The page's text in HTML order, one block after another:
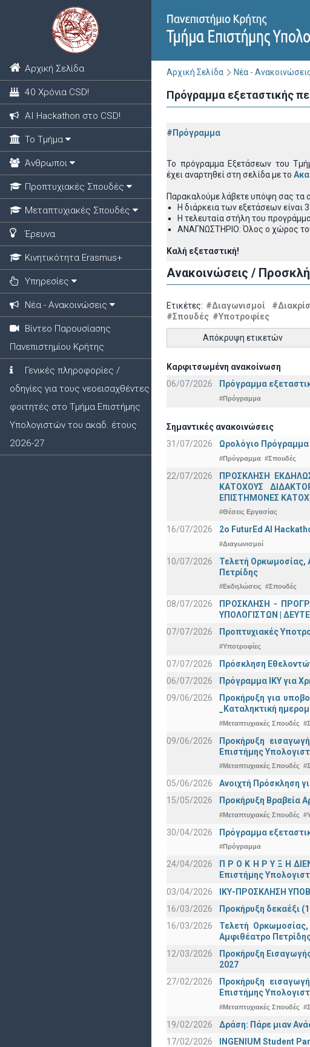
Αρχική Σελίδα
40 Χρόνια CSD!
ΑΙ Hackathon στο CSD!
Το Τμήμα
Άνθρωποι
Προπτυχιακές Σπουδές
Μεταπτυχιακές Σπουδές
Έρευνα
Κινητικότητα Erasmus+
Υπηρεσίες
Νέα - Ανακοινώσεις
Βίντεο Παρουσίασης
Πανεπιστημίου Κρήτης
Γενικές πληροφορίες /
οδηγίες για τους νεοεισαχθέντες
φοιτητές στο Τμήμα Επιστήμης
Υπολογιστών του ακαδ. έτους
2026-27
Αρχική Σελίδα Νέα -
Πρόγραμμα εξεταστικής
#Πρόγραμμα
Το πρόγραμμα Εξετάσεων του
έχει αναρτηθεί στη σελίδα με το
Παρακαλούμε λάβετε υπόψη σας τα
Η διάρκεια των εξετάσεων είναι
Η τελευταία στήλη του
ΑΝΑΓΝΩΣΤΗΡΙΟ: Όλος ο χώρος του
Καλή εξεταστική!
Ανακοινώσεις /
Ετικέτες: #Διαγωνισμοί
#Σπουδές #Υποτροφίες
Απόκρυψη ετικετών
Καρφιτσωμένη ανακοίνωση
06/07/2026
Πρόγραμμα
#Πρόγραμμα
Σημαντικές ανακοινώσεις
31/07/2026
Ωρολόγιο
#Πρόγραμμα #Σπουδές
22/07/2026
ΠΡΟΣΚΛΗΣΗ
ΚΑΤΟΧΟΥΣ
ΕΠΙΣΤΗΜΟΝΕΣ
#Θέσεις Εργασίας
16/07/2026 2o FuturEd AI
#Διαγωνισμοί
10/07/2026
Τελετή Ορκωμοσίας,
Πετρίδης
#Εκδηλώσεις #Σπουδές
08/07/2026
ΠΡΟΣΚΛΗΣΗ -
ΥΠΟΛΟΓΙΣΤΩΝ |
07/07/2026
Προπτυχιακές
#Υποτροφίες
07/07/2026
Πρόσκληση
06/07/2026
Πρόγραμμα ΙΚΥ για
09/06/2026
Προκήρυξη για
_Καταληκτική
#Μεταπτυχιακές Σπουδές
09/06/2026
Προκήρυξη
Eπιστήμης
#Μεταπτυχιακές Σπουδές
05/06/2026
Ανοιχτή Πρόσκληση
15/05/2026
Προκήρυξη Βραβεία
#Μεταπτυχιακές Σπουδές
30/04/2026 Πρόγραμμα
#Πρόγραμμα
24/04/2026
Π Ρ Ο Κ Η Ρ Υ Ξ Η
Επιστήμης
03/04/2026
ΙΚΥ-ΠΡΟΣΚΛΗΣΗ
16/03/2026
Προκήρυξη δεκαέξι
16/03/2026
Τελετή
Αμφιθέατρο
12/03/2026
Προκήρυξη
2027
27/02/2026
Προκήρυξη
Eπιστήμης
#Μεταπτυχιακές Σπουδές
19/02/2026
Δράση: Πάρε μιαν
17/02/2026
INGENIUM Student